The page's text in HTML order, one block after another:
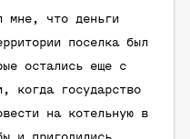
мне, что деньги
поселка был
остались еще с
когда государство
на котельную в